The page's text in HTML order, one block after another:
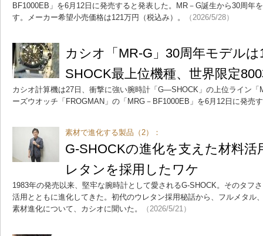
BF1000EB」を6月12日に発売すると発表した。MR－G誕生から30周年
す。メーカー希望小売価格は121万円（税込み）。
（2026/5/28）
カシオ「MR-G」30周年モデル
SHOCK最上位機種、世界限定
カシオ計算機は27日、衝撃に強い腕時計「G―SHOCK」の上位ライン「
ーズウオッチ「FROGMAN」の「MRG－BF1000EB」を6月12日に発売
素材で進化する製品（2）：
G-SHOCKの進化を支えた材料活
レタンを採用したワケ
1983年の発売以来、堅牢な腕時計として愛されるG-SHOCK。そのタフ
活用とともに進化してきた。初代のウレタン採用秘話から、フルメタル
素材進化について、カシオに聞いた。
（2026/5/21）